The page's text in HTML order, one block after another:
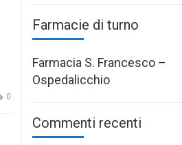
0
Farmacie di turno
Farmacia S. Francesco –
Ospedalicchio
Commenti recenti